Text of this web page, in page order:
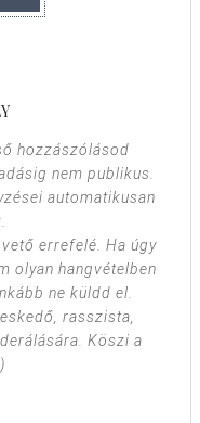
hozzászólásod
nem publikus.
automatikusan
errefelé. Ha úgy
olyan hangvételben
ne küldd el.
rasszista,
Köszi a